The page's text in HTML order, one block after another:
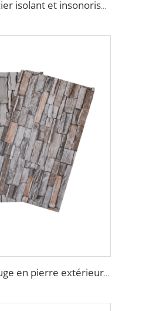
Panneau sandwich en acier isolant et insonorisant de 50 mm en polystyrène expansé (EPS), panneau isolant en mousse polyuréthane pour murs et toitures
Nouveau matériau ignifuge en pierre extérieure PU, panneau isolant extérieur, panneau sandwich PU pour la décoration de maison